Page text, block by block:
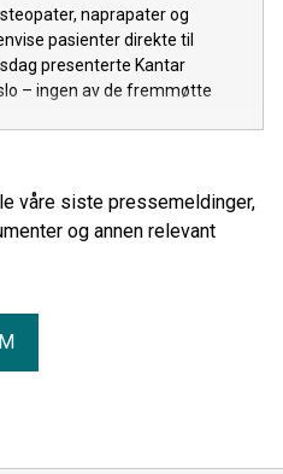
naprapater og
pasienter direkte til
presenterte Kantar
– ingen av de fremmøtte
våre siste pressemeldinger,
og annen relevant